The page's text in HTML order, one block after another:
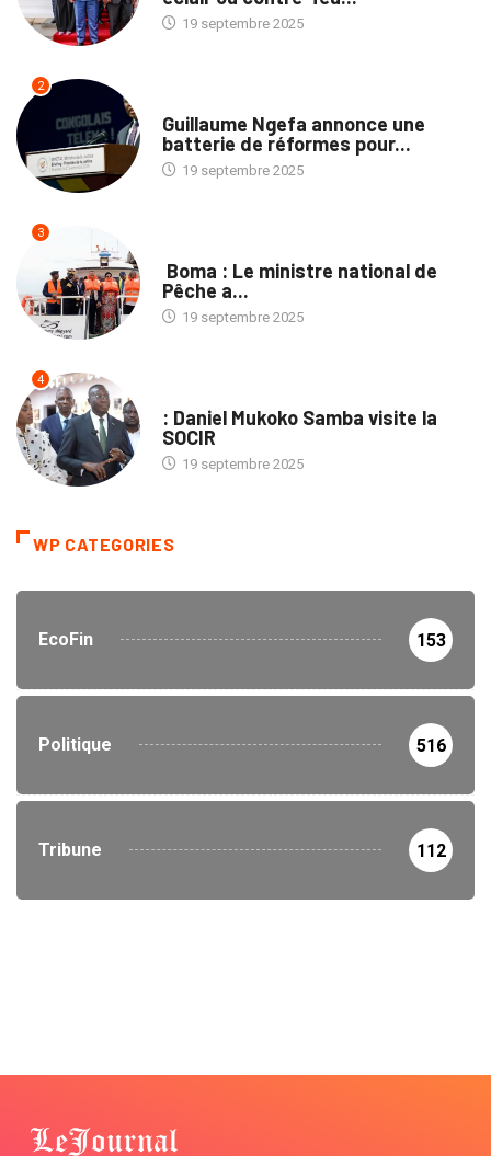
19 septembre 2025
2
Guillaume Ngefa annonce une
batterie de réformes pour...
19 septembre 2025
3
Boma : Le ministre national de
Pêche a...
19 septembre 2025
4
: Daniel Mukoko Samba visite la
SOCIR
19 septembre 2025
WP CATEGORIES
EcoFin 153
Politique 516
Tribune 112